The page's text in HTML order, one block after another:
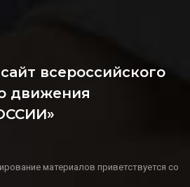
всероссийского
движения
материалов приветствуется со